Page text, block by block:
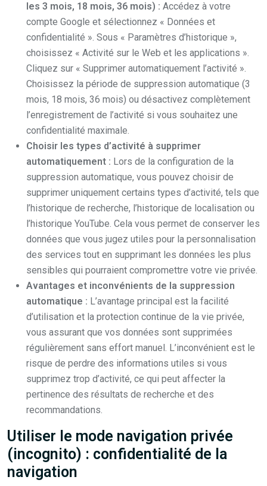
les 3 mois, 18 mois, 36 mois) : Accédez à votre
compte Google et sélectionnez « Données et
confidentialité ». Sous « Paramètres d’historique »,
choisissez « Activité sur le Web et les applications ».
Cliquez sur « Supprimer automatiquement l’activité ».
Choisissez la période de suppression automatique (3
mois, 18 mois, 36 mois) ou désactivez complètement
l’enregistrement de l’activité si vous souhaitez une
confidentialité maximale.
Choisir les types d’activité à supprimer
automatiquement : Lors de la configuration de la
suppression automatique, vous pouvez choisir de
supprimer uniquement certains types d’activité, tels que
l’historique de recherche, l’historique de localisation ou
l’historique YouTube. Cela vous permet de conserver les
données que vous jugez utiles pour la personnalisation
des services tout en supprimant les données les plus
sensibles qui pourraient compromettre votre vie privée.
Avantages et inconvénients de la suppression
automatique : L’avantage principal est la facilité
d’utilisation et la protection continue de la vie privée,
vous assurant que vos données sont supprimées
régulièrement sans effort manuel. L’inconvénient est le
risque de perdre des informations utiles si vous
supprimez trop d’activité, ce qui peut affecter la
pertinence des résultats de recherche et des
recommandations.
Utiliser le mode navigation privée
(incognito) : confidentialité de la
navigation